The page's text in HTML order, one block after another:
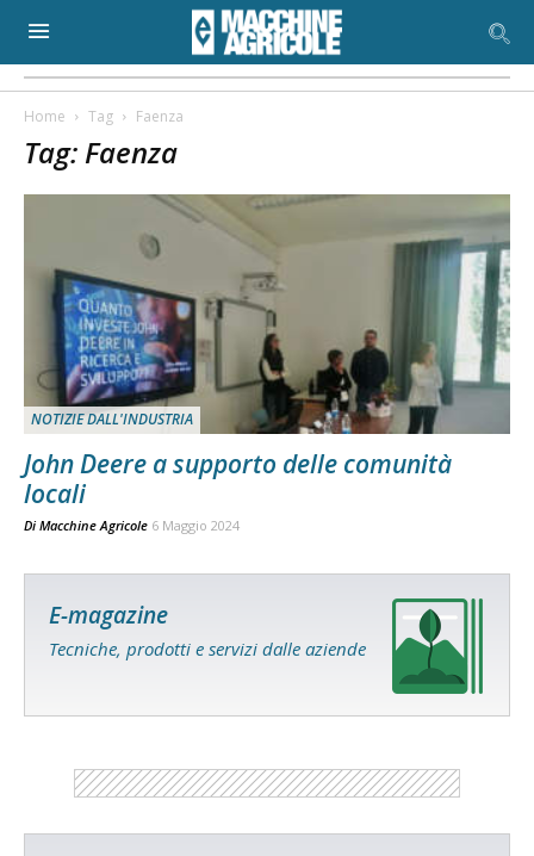
Home Tag Faenza
Tag: Faenza
NOTIZIE DALL'INDUSTRIA
John Deere a supporto delle comunità
locali
Di Macchine Agricole 6 Maggio 2024
E-magazine
Tecniche, prodotti e servizi dalle aziende